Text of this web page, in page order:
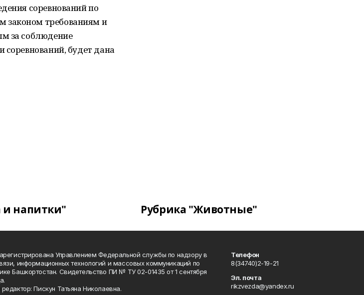
соревнований по
законом требованиям и
за соблюдение
соревнований, будет дана
и напитки" Рубрика "Животные"
Управлением Федеральной службы по надзору в
информационных технологий и массовых коммуникаций по
Башкортостан. Свидетельство ПИ № ТУ 02-01435 от 1 сентября
Пискун Татьяна Николаевна.
Телефон
8(34740)2-19-21
Эл. почта
rikzvezda@yandex.ru